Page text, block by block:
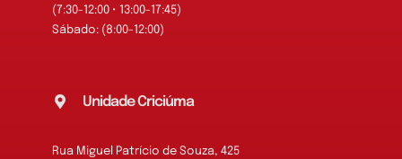
(7:30-12:00 • 13:00-17:45)
Sábado: (8:00-12:00)
Unidade Criciúma
Rua Miguel Patrício de Souza, 425